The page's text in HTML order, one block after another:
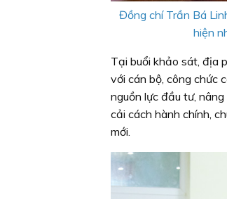
Đồng chí Trần Bá
hiện
Tại buổi khảo sát, địa
với cán bộ, công chức
nguồn lực đầu tư,
cải cách hành chính,
mới.